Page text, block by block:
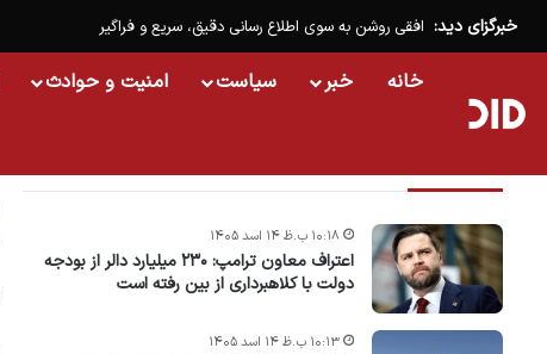
خبرگزای دید: افقی روشن به سوی اطلاع رسانی دقیق، سریع و فراگیر
خانه خبر سیاست امنیت و حوادث
اعتراف معاون ترامپ: ۲۳۰ میلیارد دالر از بودجه
دولت با کلاهبرداری از بین رفته است
۱۰:۱۸ ب.ظ ۱۴ اسد ۱۴۰۵
۱۰:۱۳ ب.ظ ۱۴ اسد ۱۴۰۵